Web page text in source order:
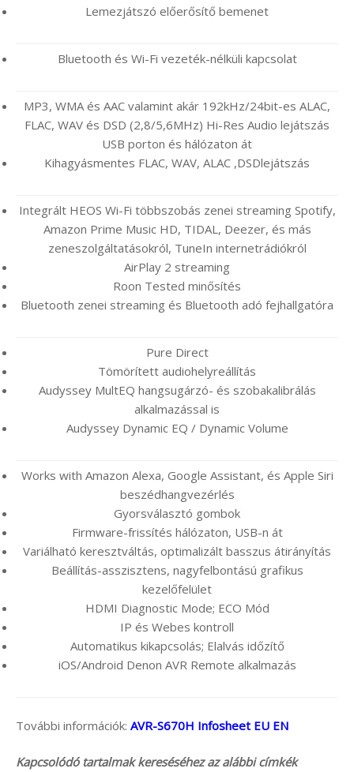
Lemezjátszó előerősítő bemenet
Bluetooth és Wi-Fi vezeték-nélküli kapcsolat
MP3, WMA és AAC valamint akár 192kHz/24bit-es ALAC,
FLAC, WAV és DSD (2,8/5,6MHz) Hi-Res Audio lejátszás
USB porton és hálózaton át
Kihagyásmentes FLAC, WAV, ALAC ,DSDlejátszás
Integrált HEOS Wi-Fi többszobás zenei streaming Spotify,
Amazon Prime Music HD, TIDAL, Deezer, és más
zeneszolgáltatásokról, TuneIn internetrádiókról
AirPlay 2 streaming
Roon Tested minősítés
Bluetooth zenei streaming és Bluetooth adó fejhallgatóra
Pure Direct
Tömörített audiohelyreállítás
Audyssey MultEQ hangsugárzó- és szobakalibrálás
alkalmazással is
Audyssey Dynamic EQ / Dynamic Volume
Works with Amazon Alexa, Google Assistant, és Apple Siri
beszédhangvezérlés
Gyorsválasztó gombok
Firmware-frissítés hálózaton, USB-n át
Variálható keresztváltás, optimalizált basszus átirányítás
Beállítás-asszisztens, nagyfelbontású grafikus
kezelőfelület
HDMI Diagnostic Mode; ECO Mód
IP és Webes kontroll
Automatikus kikapcsolás; Elalvás időzítő
iOS/Android Denon AVR Remote alkalmazás
További információk: AVR-S670H Infosheet EU EN
Kapcsolódó tartalmak kereséséhez az alábbi címkék